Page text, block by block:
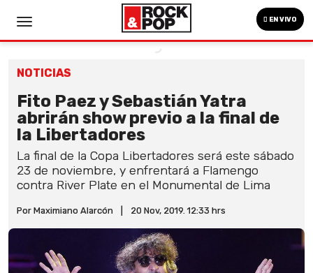
EN VIVO
NOTICIAS
Fito Paez y Sebastián Yatra
abrirán show previo a la final de
la Libertadores
La final de la Copa Libertadores será este sábado
23 de noviembre, y enfrentará a Flamengo
contra River Plate en el Monumental de Lima
Por Maximiano Alarcón 20 Nov, 2019. 12:33 hrs